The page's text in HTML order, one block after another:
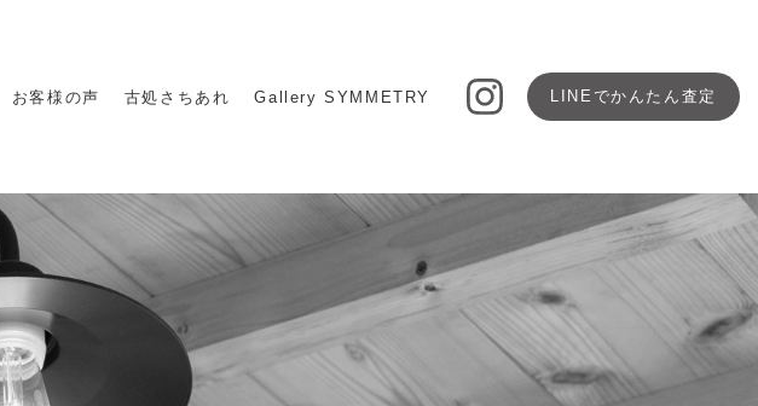
お客様の声 古処さちあれ Gallery SYMMETRY LINEでかんたん査定